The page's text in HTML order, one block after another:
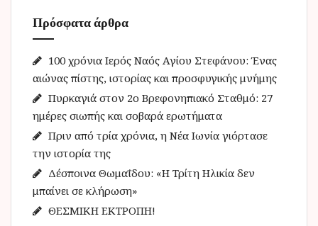
σ
η
γ
ι
α
:
Πρόσφατα άρθρα
100 χρόνια Ιερός Ναός Αγίου Στεφάνου: Ένας
αιώνας πίστης, ιστορίας και προσφυγικής μνήμης
Πυρκαγιά στον 2ο Βρεφονηπιακό Σταθμό: 27
ημέρες σιωπής και σοβαρά ερωτήματα
Πριν από τρία χρόνια, η Νέα Ιωνία γιόρτασε
την ιστορία της
Δέσποινα Θωμαΐδου: «Η Τρίτη Ηλικία δεν
μπαίνει σε κλήρωση»
ΘΕΣΜΙΚΗ ΕΚΤΡΟΠΗ!